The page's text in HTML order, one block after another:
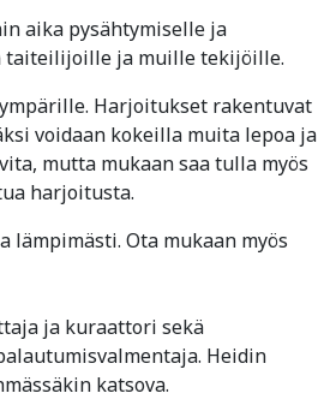
aika pysähtymiselle ja
taiteilijoille ja muille tekijöille.
Harjoitukset rakentuvat
voidaan kokeilla muita lepoa ja
mutta mukaan saa tulla myös
harjoitusta.
lämpimästi. Ota mukaan myös
ja kuraattori sekä
Heidin
katsova.